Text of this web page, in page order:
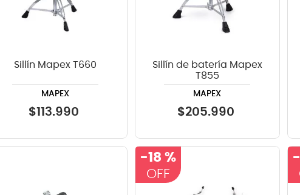
Sillín Mapex T660
MAPEX
$113.990
Sillín de batería Mapex
T855
MAPEX
$205.990
-18 % -